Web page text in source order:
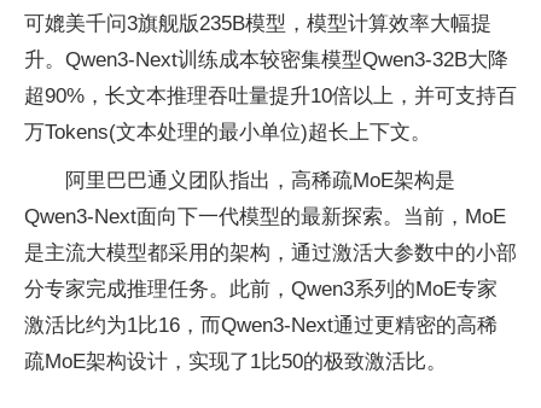
可媲美千问3旗舰版235B模型，模型计算效率大幅提
升。Qwen3-Next训练成本较密集模型Qwen3-32B大降
超90%，长文本推理吞吐量提升10倍以上，并可支持百
万Tokens(文本处理的最小单位‌)超长上下文。
阿里巴巴通义团队指出，高稀疏MoE架构是
Qwen3-Next面向下一代模型的最新探索。当前，MoE
是主流大模型都采用的架构，通过激活大参数中的小部
分专家完成推理任务。此前，Qwen3系列的MoE专家
激活比约为1比16，而Qwen3-Next通过更精密的高稀
疏MoE架构设计，实现了1比50的极致激活比。